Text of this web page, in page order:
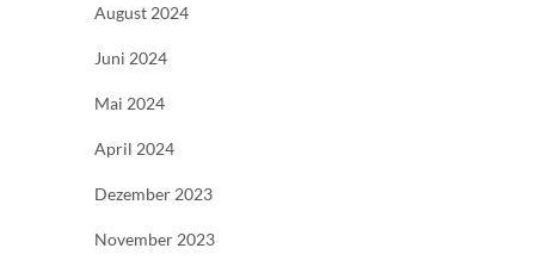
August 2024
Juni 2024
Mai 2024
April 2024
Dezember 2023
November 2023